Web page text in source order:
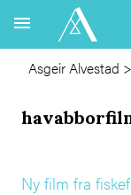
Asgeir Alvestad >
Ny film fra